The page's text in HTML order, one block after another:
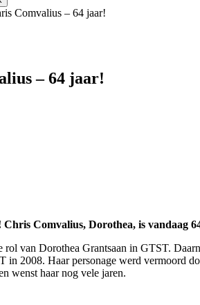
Comvalius – 64 jaar!
– 64 jaar!
Comvalius, Dorothea, is vandaag
rol van Dorothea Grantsaan in GTST.
in 2008. Haar personage werd vermoord
wenst haar nog vele jaren.